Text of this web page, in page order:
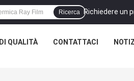
Richiedere un
Ricerca
QUALITÀ CONTATTACI